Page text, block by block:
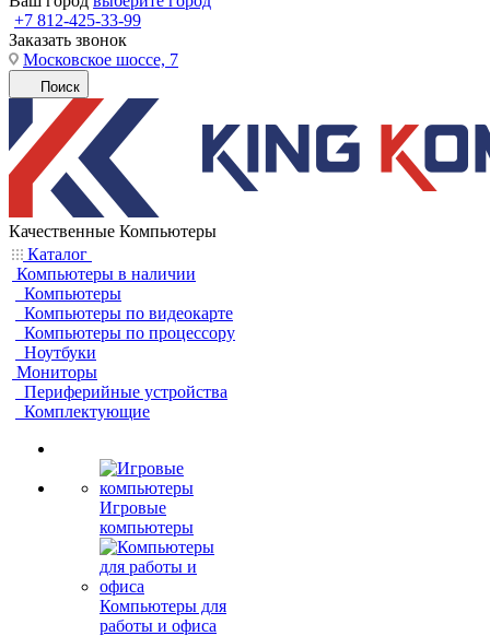
+7 812-425-33-99
Заказать звонок
Московское шоссе, 7
Поиск
Качественные Компьютеры
Каталог
Компьютеры в наличии
Компьютеры
Компьютеры по видеокарте
Компьютеры по процессору
Ноутбуки
Мониторы
Периферийные устройства
Комплектующие
Игровые
компьютеры
Компьютеры для
работы и офиса